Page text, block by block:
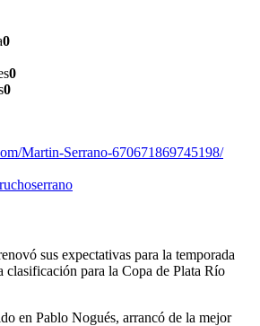
0
0
0
Martin-Serrano-670671869745198/
sus expectativas para la temporada
clasificación para la Copa de Plata Río
en Pablo Nogués, arrancó de la mejor